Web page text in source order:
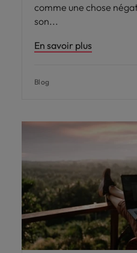
comme une chose
son
En savoir plus
Blog